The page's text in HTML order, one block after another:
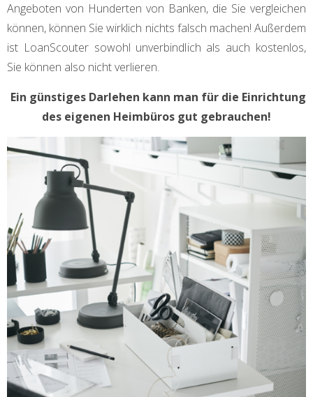
Angeboten von Hunderten von Banken, die Sie vergleichen
können, können Sie wirklich nichts falsch machen! Außerdem
ist LoanScouter sowohl unverbindlich als auch kostenlos,
Sie können also nicht verlieren.
Ein günstiges Darlehen kann man für die Einrichtung
des eigenen Heimbüros gut gebrauchen!